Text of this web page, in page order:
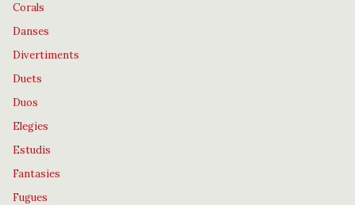
Corals
Danses
Divertiments
Duets
Duos
Elegies
Estudis
Fantasies
Fugues